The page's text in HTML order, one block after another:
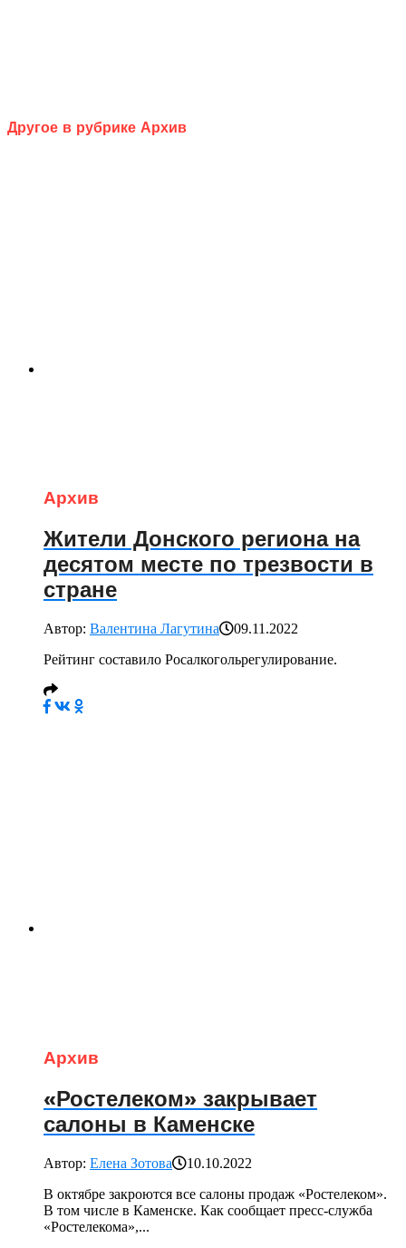
Другое в рубрике Архив
Архив
Жители Донского региона на
десятом месте по трезвости в
стране
Автор: Валентина Лагутина
09.11.2022
Рейтинг составило Росалкогольрегулирование.
Архив
«Ростелеком» закрывает
салоны в Каменске
Автор: Елена Зотова
10.10.2022
В октябре закроются все салоны продаж «Ростелеком».
В том числе в Каменске. Как сообщает пресс-служба
«Ростелекома»,...